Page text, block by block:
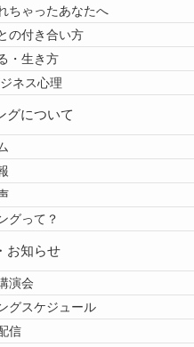
ちゃったあなたへ
の付き合い方
・生き方
ネス心理
グについて
グって？
お知らせ
演会
グスケジュール
信